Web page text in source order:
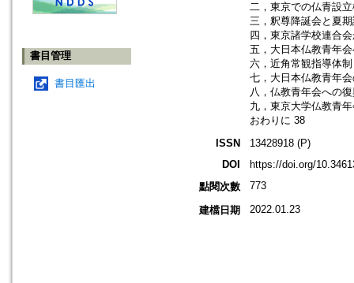
書目管理
書目匯出
二，東京での仏青設
三，釈尊降誕会と夏
四，東京諸学校連合
五，大日本仏教青年
六，近角常観指導体
七，大日本仏教青年
八，仏教青年会への
九，東京大学仏教青
おわりに 38
ISSN
13428918 (P)
DOI
https://doi.org/
點閱次數
773
建檔日期 2022.01.23